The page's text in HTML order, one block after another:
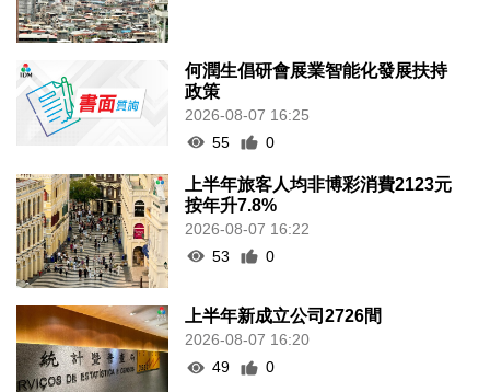
何潤生倡研會展業智能化發展扶持
政策
2026-08-07 16:25
55
0
上半年旅客人均非博彩消費2123元
按年升7.8%
2026-08-07 16:22
53
0
上半年新成立公司2726間
2026-08-07 16:20
49
0